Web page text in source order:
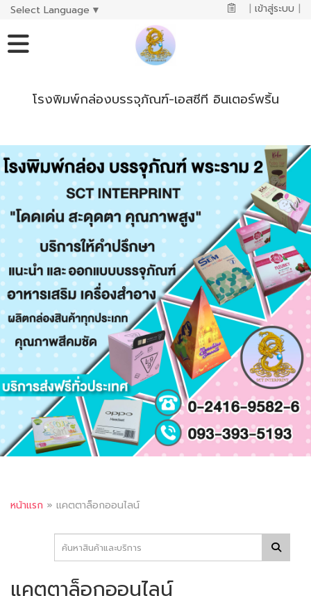
Select Language ▼ | เข้าสู่ระบบ |
โรงพิมพ์กล่องบรรจุภัณฑ์-เอสซีที อินเตอร์พริ้น
หน้าแรก » แคตตาล็อกออนไลน์
แคตตาล็อกออนไลน์